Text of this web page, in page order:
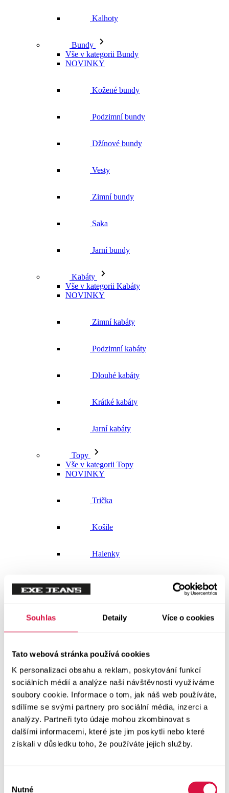
Souhlas Detaily Více o cookies
Tato webová stránka používá cookies
K personalizaci obsahu a reklam, poskytování funkcí
sociálních médií a analýze naší návštěvnosti využíváme
soubory cookie. Informace o tom, jak náš web používáte,
sdílíme se svými partnery pro sociální média, inzerci a
analýzy. Partneři tyto údaje mohou zkombinovat s
dalšími informacemi, které jste jim poskytli nebo které
získali v důsledku toho, že používáte jejich služby.
Nutné
Kalhoty
Bundy
Vše v kategorii Bundy
NOVINKY
Kožené bundy
Podzimní bundy
Džínové bundy
Vesty
Zimní bundy
Saka
Jarní bundy
Kabáty
Vše v kategorii Kabáty
NOVINKY
Zimní kabáty
Podzimní kabáty
Dlouhé kabáty
Krátké kabáty
Jarní kabáty
Topy
Vše v kategorii Topy
NOVINKY
Trička
Košile
Halenky
Vše v kategorii Svetry a mikiny
Mikiny
Svetry
Šaty a sukně
Vše v kategorii Šaty a sukně
NOVINKY
Letní šaty